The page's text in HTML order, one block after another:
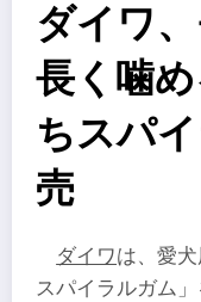
ダイワ
長く噛
ちスパ
売
ダイワは、愛
スパイラルガム」